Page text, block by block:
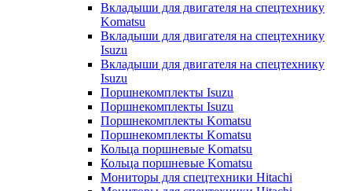
Вкладыши для двигателя на спецтехнику
Komatsu
Вкладыши для двигателя на спецтехнику
Isuzu
Вкладыши для двигателя на спецтехнику
Isuzu
Поршнекомплекты Isuzu
Поршнекомплекты Isuzu
Поршнекомплекты Komatsu
Поршнекомплекты Komatsu
Кольца поршневые Komatsu
Кольца поршневые Komatsu
Мониторы для спецтехники Hitachi